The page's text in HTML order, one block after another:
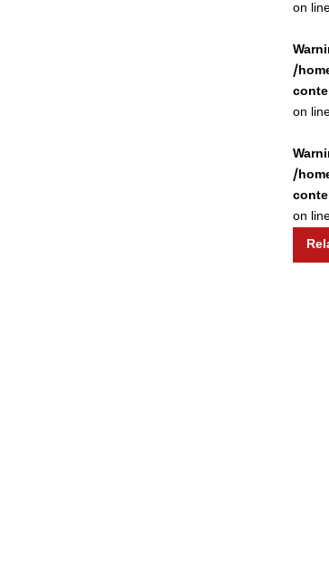
on
/
on
/
on